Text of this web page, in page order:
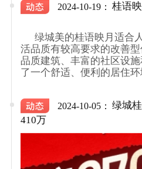
2024-10-19： 桂语
      绿城美的桂语映月适合人群方面，主要面向对生
活品质有较高要求的改善
品质建筑、丰富的社区设
了一个舒适、便利的居住环
2024-10-05： 绿城
410万